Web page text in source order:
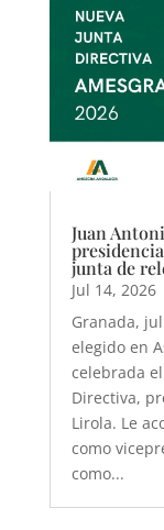
Juan
junta de
Jul 14, 2026
Granada,
elegido en
celebrada
Directiva,
Lirola. Le
como
como...